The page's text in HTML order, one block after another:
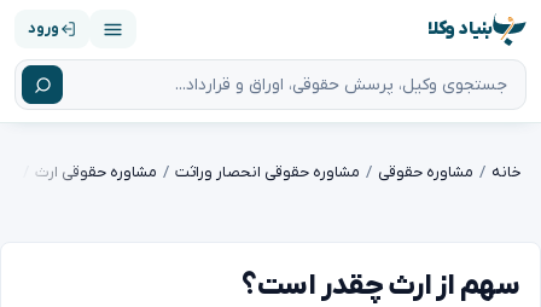
بنیاد وکلا ورود
خانه مشاوره حقوقی مشاوره حقوقی انحصار وراثت مشاوره حقوقی ارث
سهم از ارث چقدر است؟